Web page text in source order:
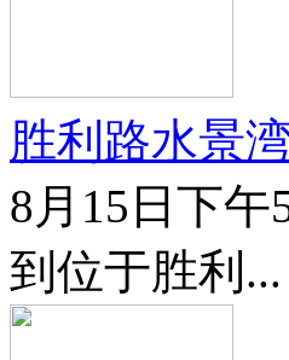
胜利路水景
8月15日下
到位于胜利...